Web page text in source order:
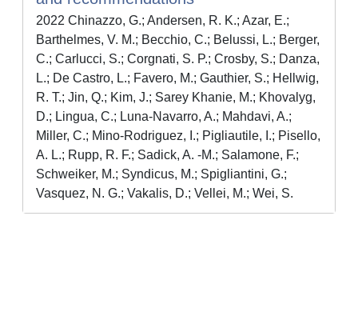
2022 Chinazzo, G.; Andersen, R. K.; Azar, E.;
Barthelmes, V. M.; Becchio, C.; Belussi, L.; Berger,
C.; Carlucci, S.; Corgnati, S. P.; Crosby, S.; Danza,
L.; De Castro, L.; Favero, M.; Gauthier, S.; Hellwig,
R. T.; Jin, Q.; Kim, J.; Sarey Khanie, M.; Khovalyg,
D.; Lingua, C.; Luna-Navarro, A.; Mahdavi, A.;
Miller, C.; Mino-Rodriguez, I.; Pigliautile, I.; Pisello,
A. L.; Rupp, R. F.; Sadick, A. -M.; Salamone, F.;
Schweiker, M.; Syndicus, M.; Spigliantini, G.;
Vasquez, N. G.; Vakalis, D.; Vellei, M.; Wei, S.